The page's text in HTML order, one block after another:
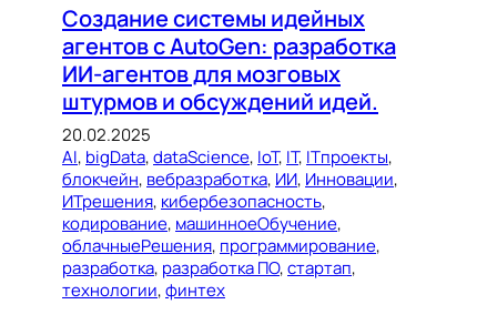
Создание системы идейных
агентов с AutoGen: разработка
ИИ-агентов для мозговых
штурмов и обсуждений идей.
20.02.2025
AI, bigData, dataScience, IoT, IT, ITпроекты
блокчейн, вебразработка, ИИ, Инновации
ИТрешения, кибербезопасность
кодирование, машинноеОбучение
облачныеРешения, программирование
разработка, разработка ПО, стартап
технологии, финтех